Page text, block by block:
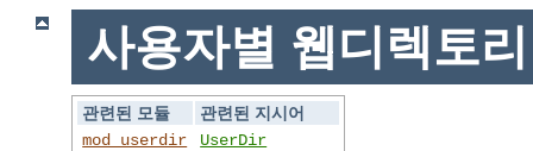
사용자별 웹디렉토리
관련된 모듈
관련된 지시어
mod_userdir
UserDir